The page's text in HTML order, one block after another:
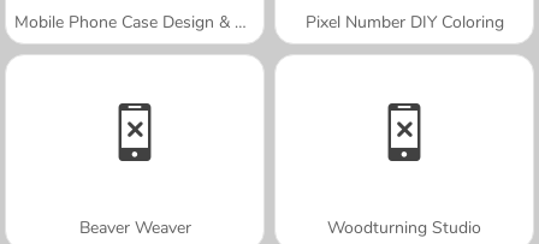
Mobile Phone Case Design & DIY Pixel Number DIY Coloring
Beaver Weaver Woodturning Studio